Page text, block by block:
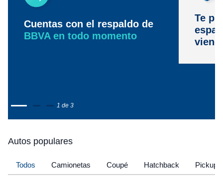
Cuentas con el respaldo de
BBVA en todo momento
Te
1 de 3
Autos populares
Todos Camionetas Coupé Hatchback Pickup